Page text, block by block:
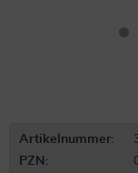
Artikelnummer:
PZN: